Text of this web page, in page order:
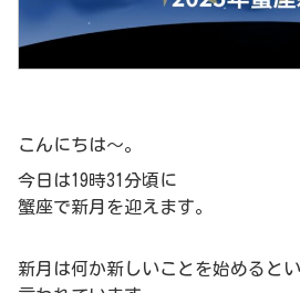
こんにちは～。
今日は19時31分頃に
蟹座で新月を迎えます。
新月は何か新しいことを始めると